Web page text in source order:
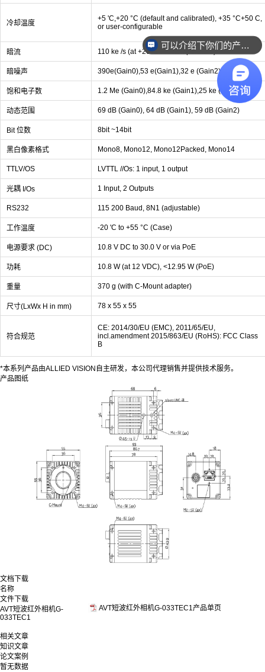
冷却温度
+5 'C,+20 °C (default and calibrated), +35 °C+50 C,
or user-configurable
暗流 110 ke /s (at +20 'C FPA temperature)
暗噪声 390e(Gain0),53 e(Gain1),32 e (Gain2)
饱和电子数 1.2 Me (Gain0),84.8 ke (Gain1),25 ke (Gain2)
动态范围 69 dB (Gain0), 64 dB (Gain1), 59 dB (Gain2)
Bit 位数 8bit ~14bit
黑白像素格式 Mono8, Mono12, Mono12Packed, Mono14
TTLV/OS LVTTL //Os: 1 input, 1 output
光耦 I/Os 1 Input, 2 Outputs
RS232 115 200 Baud, 8N1 (adjustable)
工作温度 -20 'C to +55 °C (Case)
电源要求 (DC) 10.8 V DC to 30.0 V or via PoE
功耗 10.8 W (at 12 VDC), <12.95 W (PoE)
重量 370 g (with C-Mount adapter)
尺寸(LxWx H in mm) 78 x 55 x 55
符合规范
CE: 2014/30/EU (EMC), 2011/65/EU,
incl.amendment 2015/863/EU (RoHS): FCC Class
B
*本系列产品由ALLIED VISION自主研发，本公司代理销售并提供技术服务。
产品图纸
文档下载
名称
文件下载
AVT短波红外相机G-
033TEC1
AVT短波红外相机G-033TEC1产品单页
相关文章
知识文章
论文案例
暂无数据